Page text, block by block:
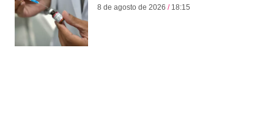
8 de agosto de 2026 18:15